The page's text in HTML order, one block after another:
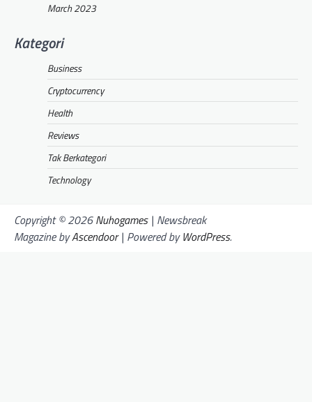
March 2023
Kategori
Business
Cryptocurrency
Health
Reviews
Tak Berkategori
Technology
Copyright © 2026Nuhogames| Newsbreak
Magazine byAscendoor| Powered byWordPress.